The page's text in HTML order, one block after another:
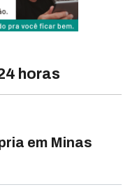
horas
em Minas